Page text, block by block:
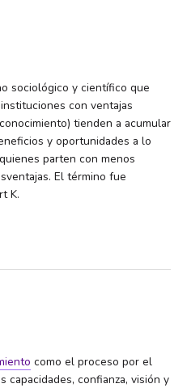
sociológico y científico que
con ventajas
tienden a acumular
y oportunidades a lo
parten con menos
El término fue
K.
como el proceso por el
confianza, visión y